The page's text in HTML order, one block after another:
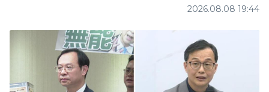
2026.08.08 19:44